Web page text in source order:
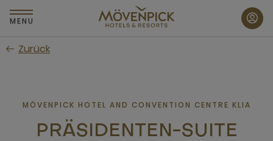
Zum
Hauptinhalt
MENU
Zurück
MÖVENPICK HOTEL AND CONVENTION CENTRE KLIA
PRÄSIDENTEN-SUITE